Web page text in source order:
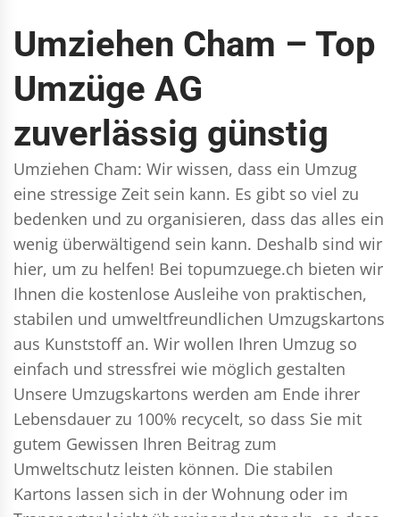
Umziehen Cham – Top
Umzüge AG
zuverlässig günstig
Umziehen Cham: Wir wissen, dass ein Umzug
eine stressige Zeit sein kann. Es gibt so viel zu
bedenken und zu organisieren, dass das alles ein
wenig überwältigend sein kann. Deshalb sind wir
hier, um zu helfen! Bei topumzuege.ch bieten wir
Ihnen die kostenlose Ausleihe von praktischen,
stabilen und umweltfreundlichen Umzugskartons
aus Kunststoff an. Wir wollen Ihren Umzug so
einfach und stressfrei wie möglich gestalten
Unsere Umzugskartons werden am Ende ihrer
Lebensdauer zu 100% recycelt, so dass Sie mit
gutem Gewissen Ihren Beitrag zum
Umweltschutz leisten können. Die stabilen
Kartons lassen sich in der Wohnung oder im